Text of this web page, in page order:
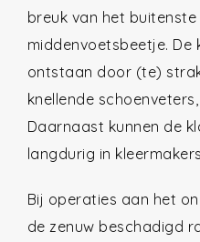
breuk van het
middenvoetsbeetje. De
ontstaan door (te)
knellende
Daarnaast kunnen de
langdurig in
Bij operaties aan het
de zenuw beschadigd